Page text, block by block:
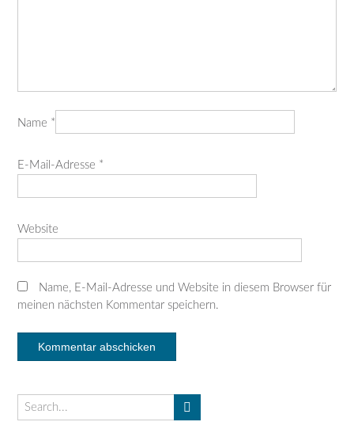
Name *
E-Mail-Adresse *
Website
Name, E-Mail-Adresse und Website in diesem Browser für
meinen nächsten Kommentar speichern.